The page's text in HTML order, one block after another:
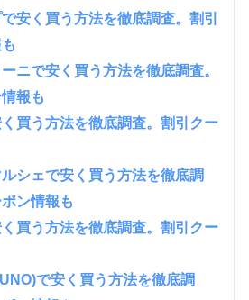
安く買う方法を徹底調査。割引
ニで安く買う方法を徹底調査。
報も
買う方法を徹底調査。割引クー
ルシェで安く買う方法を徹底調
ン情報も
買う方法を徹底調査。割引クー
で安く買う方法を徹底調